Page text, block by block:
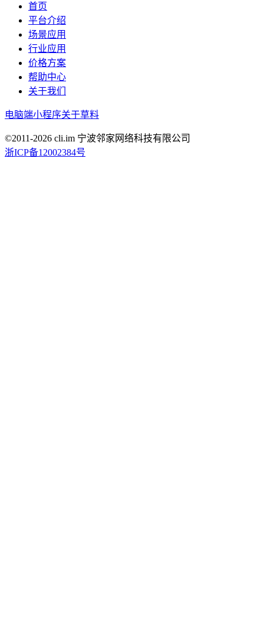
首页
平台介绍
场景应用
行业应用
价格方案
帮助中心
关于我们
电脑端小程序关于草料
©2011-2026 cli.im 宁波邻家网络科技有限公司
浙ICP备12002384号